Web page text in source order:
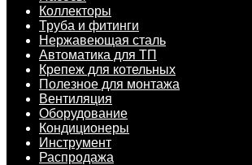
Коллекторы
Труба и фитинги
Нержавеющая сталь
Автоматика для ТП
Крепеж для котельных
Полезное для монтажа
Вентиляция
Оборудование
Кондиционеры
Инструмент
Распродажа